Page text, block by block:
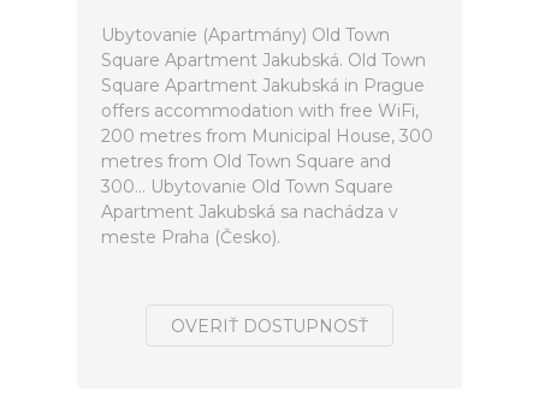
Ubytovanie (Apartmány) Old Town
Square Apartment Jakubská. Old Town
Square Apartment Jakubská in Prague
offers accommodation with free WiFi,
200 metres from Municipal House, 300
metres from Old Town Square and
300... Ubytovanie Old Town Square
Apartment Jakubská sa nachádza v
meste Praha (Česko).
OVERIŤ DOSTUPNOSŤ